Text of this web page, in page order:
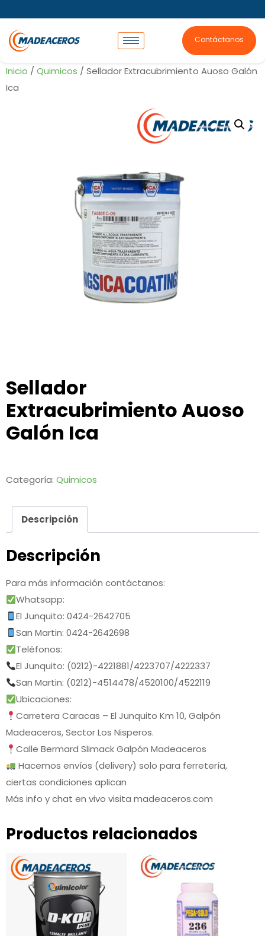
Contáctanos
Inicio / Quimicos / Sellador Extracubrimiento Auoso Galón
Ica
Sellador
Extracubrimiento Auoso
Galón Ica
Categoría: Quimicos
Descripción
Descripción
Para más información contáctanos:
Whatsapp:
El Junquito: 0424-2642705
San Martin: 0424-2642698
Teléfonos:
El Junquito: (0212)-4221881/4223707/4222337
San Martin: (0212)-4514478/4520100/4522119
Ubicaciones:
Carretera Caracas – El Junquito Km 10, Galpón
Madeaceros, Sector Los Nisperos.
Calle Bermard Slimack Galpón Madeaceros
Hacemos envíos (delivery) solo para ferretería,
ciertas condiciones aplican
Más info y chat en vivo visita madeaceros.com
Productos relacionados